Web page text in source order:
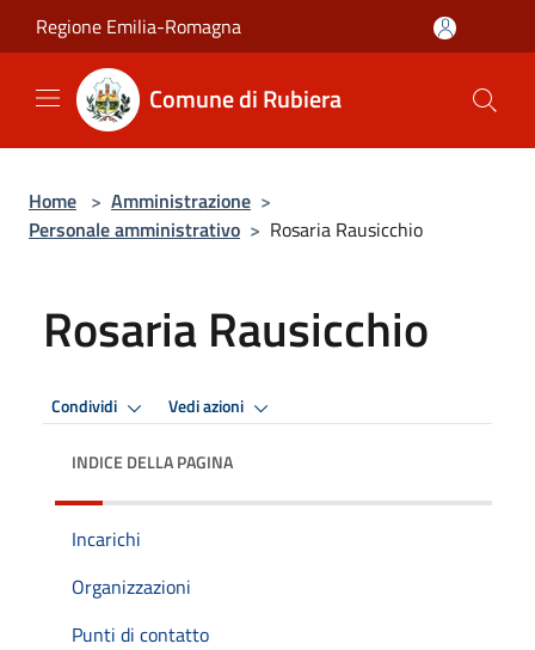
Salta al contenuto principale
Regione Emilia-Romagna
Comune di Rubiera
Home > Amministrazione >
Personale amministrativo > Rosaria Rausicchio
Rosaria Rausicchio
Condividi Vedi azioni
INDICE DELLA PAGINA
Incarichi
Organizzazioni
Punti di contatto